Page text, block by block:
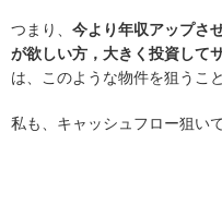
つまり、 今より年収アップさ
が欲しい方，大きく投資して
は、このような物件を狙うこ
私も、キャッシュフロー狙い